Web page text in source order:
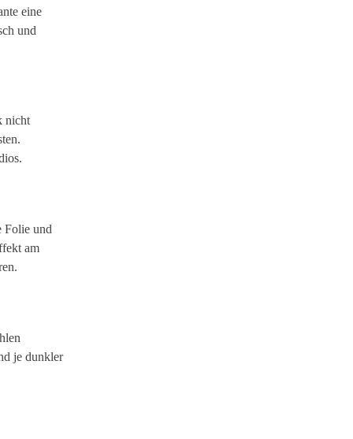
eine
und
nicht
Folie und
am
je dunkler